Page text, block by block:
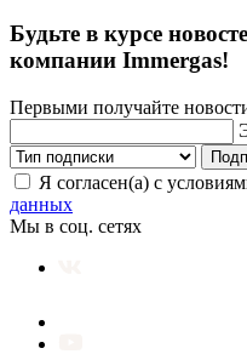
Будьте в курсе
компании Immergas!
Первыми получайте
Я согласен(а) с
данных
Мы в соц. сетях